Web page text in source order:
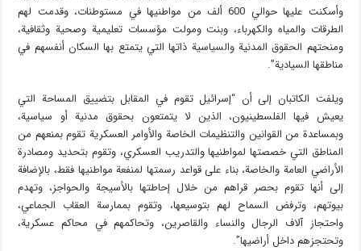
وأسكنت عليها حوالي 600 ألف من مواطنيها في مستوطنات، وقدمت لهم
الطرقات والمياه والكهرباء، وبنت ومولت مؤسسات تعليمية وصحية وثقافية،
ومنحتهم الحقوق المدنية والسياسية ذاتها التي يتمتع بها السكان أنفسهم في
مناطقها السيادية”.
ويلفت الكاتبان إلى أن “إسرائيل تقوم في المقابل بتضييق المساحة التي
يعيش فيها الفلسطينيون، الذين لا يتمتعون بحقوق مدنية أو سياسية،
وبمساعدة من القوانين والتنظيمات الخاصة والأوامر العسكرية تقوم بمنعهم من
المناطق التي خصصتها لمواطنيها والتدريب العسكري، وتقوم بتحديد ومصادرة
الأراضي العامة والخاصة، بناء على قواعد رسمتها لمنفعة مواطنيها فقط، بالإضافة
إلى أنها تقوم بحصر قراهم من خلال إحاطتها بالأسيجة والحواجز، وتهدم
بيوتهم، وترفض السماح لهم بتوسيعها، وتقوم بممارسة العقاب الجماعي،
واحتجاز آلاف الرجال والنساء والقاصرين، وتحاكمهم في محاكم عسكرية،
وتحتجزهم داخل أراضيها”.